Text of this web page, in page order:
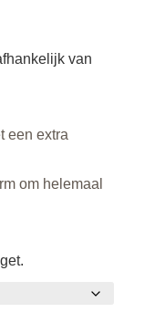
van
een extra
om helemaal